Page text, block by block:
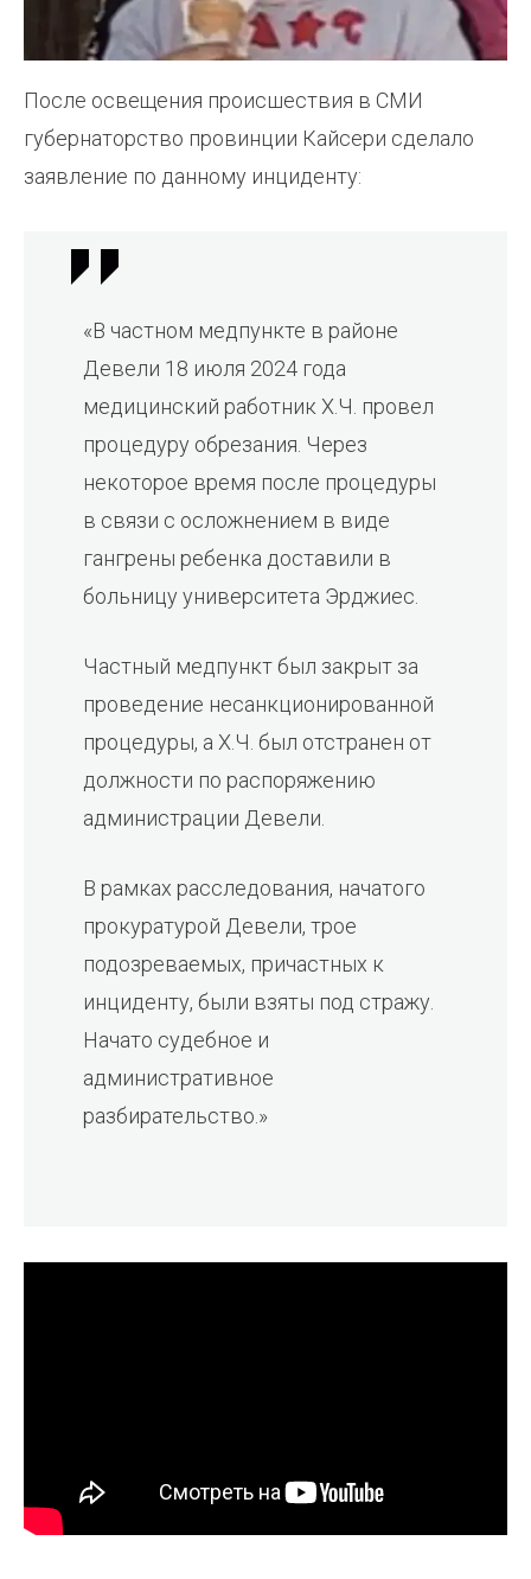
После освещения происшествия в СМИ
губернаторство провинции Кайсери сделало
заявление по данному инциденту:
«В частном медпункте в районе
Девели 18 июля 2024 года
медицинский работник Х.Ч. провел
процедуру обрезания. Через
некоторое время после процедуры
в связи с осложнением в виде
гангрены ребенка доставили в
больницу университета Эрджиес.
Частный медпункт был закрыт за
проведение несанкционированной
процедуры, а Х.Ч. был отстранен от
должности по распоряжению
администрации Девели.
В рамках расследования, начатого
прокуратурой Девели, трое
подозреваемых, причастных к
инциденту, были взяты под стражу.
Начато судебное и
административное
разбирательство.»